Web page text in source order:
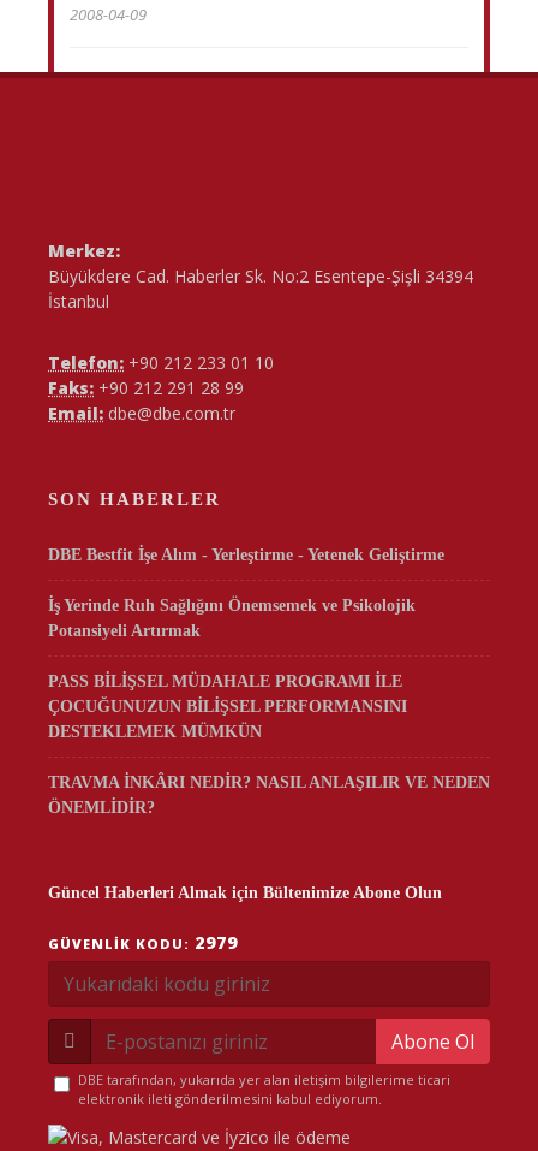
2008-04-09
Merkez:
Büyükdere Cad. Haberler Sk. No:2 Esentepe-Şişli 34394
İstanbul
Telefon: +90 212 233 01 10
Faks: +90 212 291 28 99
Email: dbe@dbe.com.tr
SON HABERLER
DBE Bestfit İşe Alım - Yerleştirme - Yetenek Geliştirme
İş Yerinde Ruh Sağlığını Önemsemek ve Psikolojik
Potansiyeli Artırmak
PASS BİLİŞSEL MÜDAHALE PROGRAMI İLE
ÇOCUĞUNUZUN BİLİŞSEL PERFORMANSINI
DESTEKLEMEK MÜMKÜN
TRAVMA İNKÂRI NEDİR? NASIL ANLAŞILIR VE NEDEN
ÖNEMLİDİR?
Güncel Haberleri Almak için Bültenimize Abone Olun
GÜVENLIK KODU: 2979
Abone Ol
DBE tarafından, yukarıda yer alan iletişim bilgilerime ticari
elektronik ileti gönderilmesini kabul ediyorum.